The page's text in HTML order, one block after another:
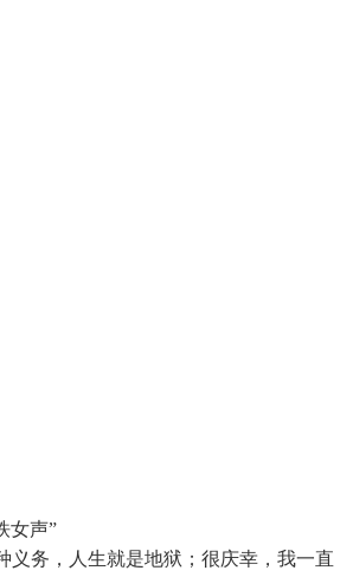
女声”
义务，人生就是地狱；很庆幸，我一直